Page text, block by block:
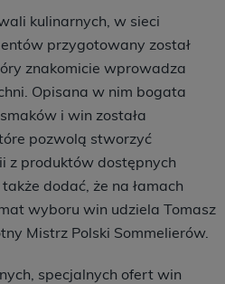
kulinarnych, w sieci
przygotowany został
znakomicie wprowadza
Opisana w nim bogata
i win została
pozwolą stworzyć
z produktów dostępnych
dodać, że na łamach
wyboru win udziela Tomasz
Mistrz Polski Sommelierów.
specjalnych ofert win